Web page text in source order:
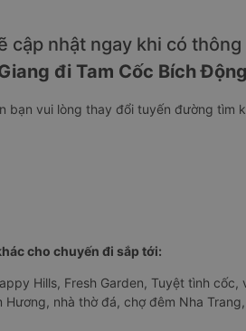
cập nhật ngay khi có thông
đi Tam Cốc Bích Động
bạn vui lòng thay đổi tuyến đường tìm
cho chuyến đi sắp tới:
Hills, Fresh Garden, Tuyệt tình
Hương, nhà thờ đá, chợ đêm Nha